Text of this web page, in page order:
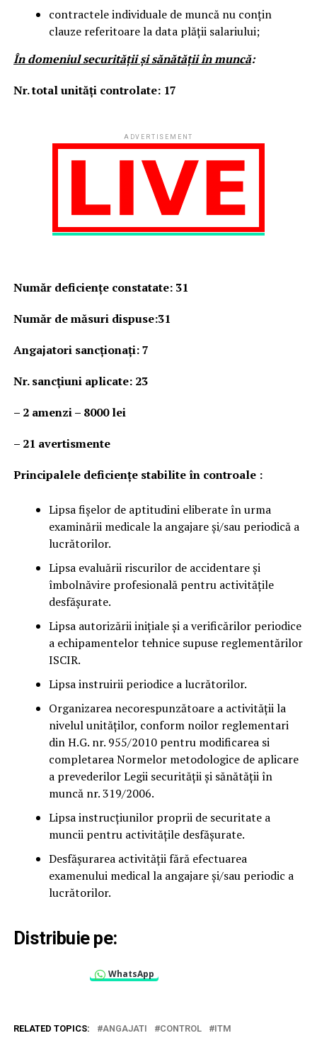
contractele individuale de muncă nu conțin
clauze referitoare la data plății salariului;
În domeniul securităţii şi sănătăţii în muncă:
Nr. total unităţi controlate: 17
ADVERTISEMENT
Număr deficienţe constatate: 31
Număr de măsuri dispuse:31
Angajatori sancționați: 7
Nr. sancţiuni aplicate: 23
– 2 amenzi – 8000 lei
– 21 avertismente
Principalele deficienţe stabilite în controale :
Lipsa fișelor de aptitudini eliberate în urma
examinării medicale la angajare și/sau periodică a
lucrătorilor.
Lipsa evaluării riscurilor de accidentare și
îmbolnăvire profesională pentru activitățile
desfășurate.
Lipsa autorizării inițiale și a verificărilor periodice
a echipamentelor tehnice supuse reglementărilor
ISCIR.
Lipsa instruirii periodice a lucrătorilor.
Organizarea necorespunzătoare a activității la
nivelul unităților, conform noilor reglementari
din H.G. nr. 955/2010 pentru modificarea si
completarea Normelor metodologice de aplicare
a prevederilor Legii securității și sănătății în
muncă nr. 319/2006.
Lipsa instrucțiunilor proprii de securitate a
muncii pentru activitățile desfășurate.
Desfășurarea activității fără efectuarea
examenului medical la angajare și/sau periodic a
lucrătorilor.
Distribuie pe:
WhatsApp
RELATED TOPICS: ANGAJATI CONTROL ITM